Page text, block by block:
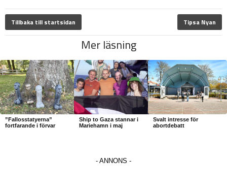
Tillbaka till startsidan Tipsa Nyan
Mer läsning
”Fallosstatyerna”
fortfarande i förvar
Ship to Gaza stannar i
Mariehamn i maj
Svalt intresse för
abortdebatt